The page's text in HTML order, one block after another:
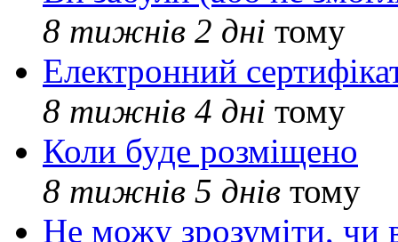
8 тижнів 2 дні тому
Електронний
8 тижнів 4 дні тому
Коли буде розміщено
8 тижнів 5 днів тому
Не можу зрозуміти, чи